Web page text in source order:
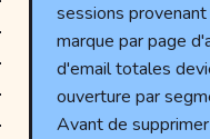
sessions
marque par page
d'email totales
ouverture par
Avant de